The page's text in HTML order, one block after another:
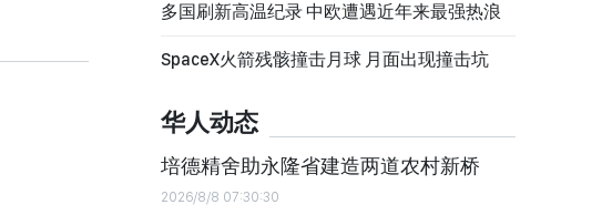
多国刷新高温纪录 中欧遭遇近年来最强热浪
SpaceX火箭残骸撞击月球 月面出现撞击坑
华人动态
培德精舍助永隆省建造两道农村新桥
2026/8/8 07:30:30